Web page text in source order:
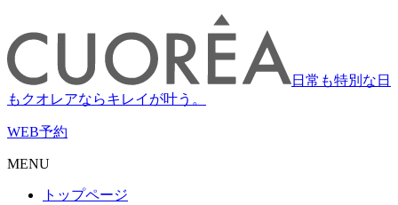
日常も特別な日
もクオレアならキレイが叶う。
WEB予約
MENU
トップページ